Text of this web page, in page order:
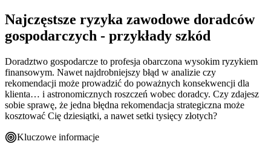
Najczęstsze ryzyka zawodowe doradców
gospodarczych - przykłady szkód
Doradztwo gospodarcze to profesja obarczona wysokim ryzykiem
finansowym. Nawet najdrobniejszy błąd w analizie czy
rekomendacji może prowadzić do poważnych konsekwencji dla
klienta… i astronomicznych roszczeń wobec doradcy. Czy zdajesz
sobie sprawę, że jedna błędna rekomendacja strategiczna może
kosztować Cię dziesiątki, a nawet setki tysięcy złotych?
Kluczowe informacje